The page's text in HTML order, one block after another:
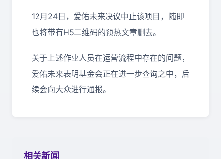
12月24日，爱佑未来决议中止该项目，随即
也将带有H5二维码的预热文章删去。
关于上述作业人员在运营流程中存在的问题，
爱佑未来表明基金会正在进一步查询之中，后
续会向大众进行通报。
相关新闻